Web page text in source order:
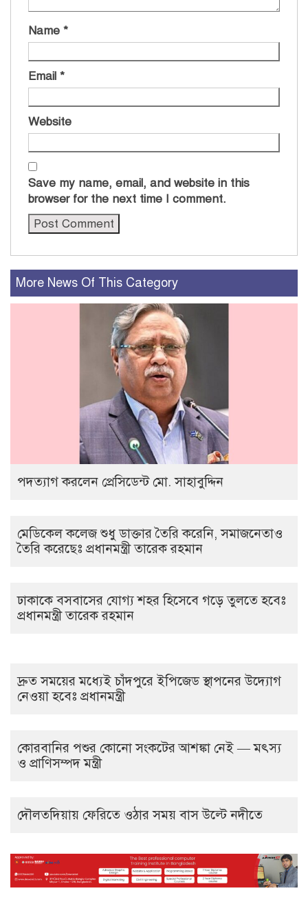
Name *
Email *
Website
Save my name, email, and website in this
browser for the next time I comment.
More News Of This Category
পদত্যাগ করলেন প্রেসিডেন্ট মো. সাহাবুদ্দিন
মেডিকেল কলেজ শুধু ডাক্তার তৈরি করেনি, সমাজনেতাও
তৈরি করেছেঃ প্রধানমন্ত্রী তারেক রহমান
ঢাকাকে বসবাসের যোগ্য শহর হিসেবে গড়ে তুলতে হবেঃ
প্রধানমন্ত্রী তারেক রহমান
দ্রুত সময়ের মধ্যেই চাঁদপুরে ইপিজেড স্থাপনের উদ্যোগ
নেওয়া হবেঃ প্রধানমন্ত্রী
কোরবানির পশুর কোনো সংকটের আশঙ্কা নেই — মৎস্য
ও প্রাণিসম্পদ মন্ত্রী
দৌলতদিয়ায় ফেরিতে ওঠার সময় বাস উল্টে নদীতে